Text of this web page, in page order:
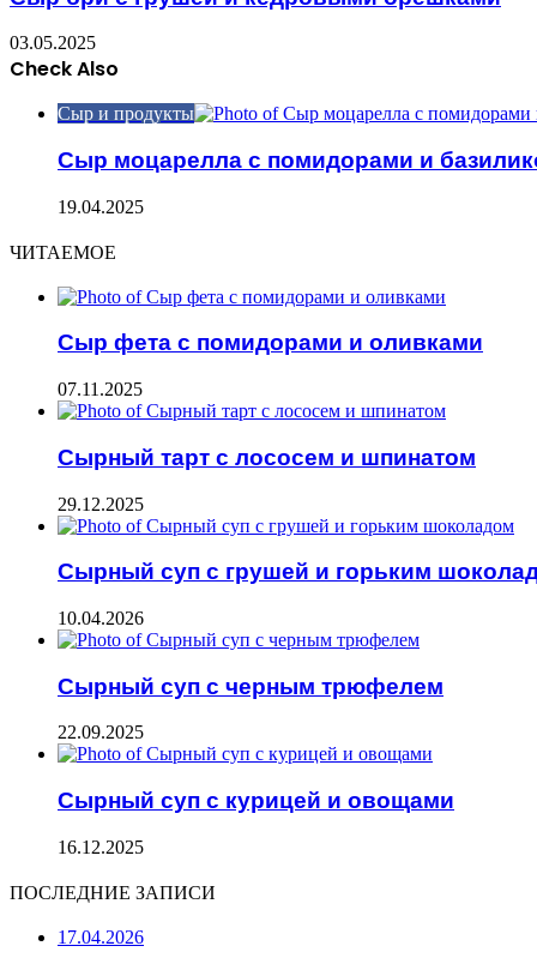
03.05.2025
Check Also
Сыр и продукты
Сыр моцарелла с помидорами и
19.04.2025
ЧИТАЕМОЕ
Сыр фета с помидорами и оливками
07.11.2025
Сырный тарт с лососем и шпинатом
29.12.2025
Сырный суп с грушей и горьким
10.04.2026
Сырный суп с черным трюфелем
22.09.2025
Сырный суп с курицей и овощами
16.12.2025
ПОСЛЕДНИЕ ЗАПИСИ
17.04.2026